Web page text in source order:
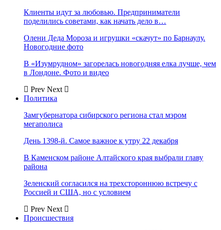
Клиенты идут за любовью. Предприниматели
поделились советами, как начать дело в…
Олени Деда Мороза и игрушки «скачут» по Барнаулу.
Новогодние фото
В «Изумрудном» загорелась новогодняя елка лучше, чем
в Лондоне. Фото и видео
Prev Next
Политика
Замгубернатора сибирского региона стал мэром
мегаполиса
День 1398-й. Самое важное к утру 22 декабря
В Каменском районе Алтайского края выбрали главу
района
Зеленский согласился на трехстороннюю встречу с
Россией и США, но с условием
Prev Next
Происшествия